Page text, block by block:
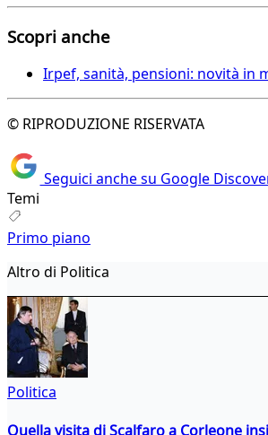
Scopri anche
Irpef, sanità, pensioni: novità in
© RIPRODUZIONE RISERVATA
Seguici anche su Google
Temi
Primo piano
Altro di Politica
Politica
Quella visita di Scalfaro a Corleone